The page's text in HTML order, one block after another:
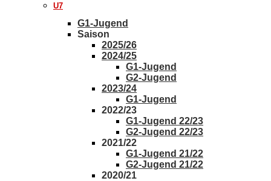
U7
G1-Jugend
Saison
2025/26
2024/25
G1-Jugend
G2-Jugend
2023/24
G1-Jugend
2022/23
G1-Jugend 22/23
G2-Jugend 22/23
2021/22
G1-Jugend 21/22
G2-Jugend 21/22
2020/21